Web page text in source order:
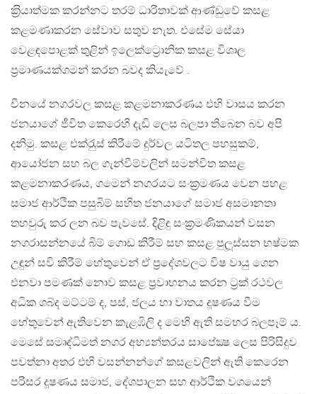
ක‍්‍රියාත්මක කරන්නට තරම් ධාරිතාවක් ආණ්ඩුවේ කසළ
කළමණාකරන සේවාව සතුව නැත. එසේම සේයා
වෙළඳපොළක් තුළින් ඉලෙක්ට්‍රොනික කසළ විශාල
ප‍්‍රමාණයක්ගමන් කරන බවද කියැවේ .
චීනයේ නගරවල කසළ කළමනාකරණය එහි වාසය කරන
ජනයාගේ ජීවිත කෙරෙහි දැඩි ලෙස බලපා තිබෙන බව අපි
දනිමු. කසළ එක්රැුස් කිරීමේ දුර්වල යටිතල පහසුකම්,
ආයෝජන සහ බල ගැන්වීම්වලින් සමන්විත කසළ
කළමනාකරණය, ගමෙන් නගරයට සංක‍්‍රමණය වෙන පහළ
සමාජ ආර්ථික පසුබිම් සහිත ජනයාගේ සමාජ අසමානතා
තහවුරු කර ලන බව පැවසේ. දිළිඳු සංක‍්‍රමණිකයන් වසන
නගරාසන්නයේ බිම් ගොඩ කිරීම් සහ කසළ පුලූස්සන භෂ්මක
උඳුන් සවි කිරීම් හේතුවෙන් ඒ ප‍්‍රදේශවලට විෂ වායු ගෙන
එනවා පමණක් නොව කසළ ප‍්‍රවාහනය කරන ට‍්‍රක් රථවල
අධික ශබ්ද මට්ටම් ද, පස්, ජලය හා වාතය දූෂණය වීම
හේතුවෙන් ඇතිවෙන කැළඹිලි ද මෙහි ඇති සමහර බලපෑම් ය.
මෙසේ සමෘද්ධිමත් නගර අභ්‍යන්තරය සාපේක්‍ෂ ලෙස පිරිසිදුව
පවත්නා අතර එහි වසන්නන්ගේ කසළවලින් ඇති කෙරෙන
පරිසර දූෂණය සමාජ, දේශපාලන සහ ආර්ථික වශයෙන්